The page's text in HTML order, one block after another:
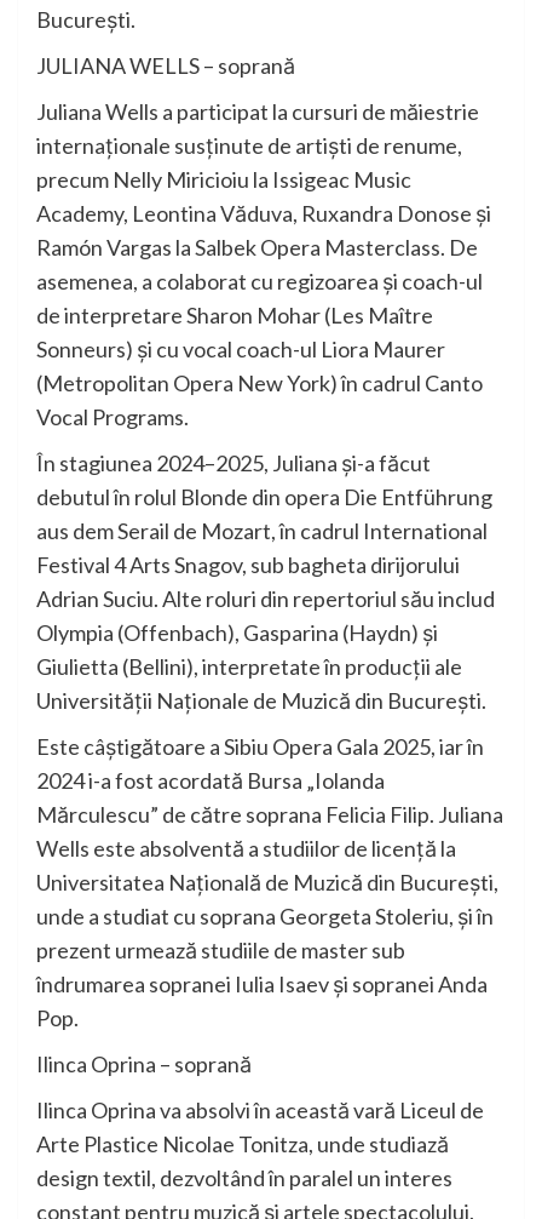
București.
JULIANA WELLS – soprană
Juliana Wells a participat la cursuri de măiestrie
internaționale susținute de artiști de renume,
precum Nelly Miricioiu la Issigeac Music
Academy, Leontina Văduva, Ruxandra Donose și
Ramón Vargas la Salbek Opera Masterclass. De
asemenea, a colaborat cu regizoarea și coach-ul
de interpretare Sharon Mohar (Les Maître
Sonneurs) și cu vocal coach-ul Liora Maurer
(Metropolitan Opera New York) în cadrul Canto
Vocal Programs.
În stagiunea 2024–2025, Juliana și-a făcut
debutul în rolul Blonde din opera Die Entführung
aus dem Serail de Mozart, în cadrul International
Festival 4 Arts Snagov, sub bagheta dirijorului
Adrian Suciu. Alte roluri din repertoriul său includ
Olympia (Offenbach), Gasparina (Haydn) și
Giulietta (Bellini), interpretate în producții ale
Universității Naționale de Muzică din București.
Este câștigătoare a Sibiu Opera Gala 2025, iar în
2024 i-a fost acordată Bursa „Iolanda
Mărculescu” de către soprana Felicia Filip. Juliana
Wells este absolventă a studiilor de licență la
Universitatea Națională de Muzică din București,
unde a studiat cu soprana Georgeta Stoleriu, și în
prezent urmează studiile de master sub
îndrumarea sopranei Iulia Isaev și sopranei Anda
Pop.
Ilinca Oprina – soprană
Ilinca Oprina va absolvi în această vară Liceul de
Arte Plastice Nicolae Tonitza, unde studiază
design textil, dezvoltând în paralel un interes
constant pentru muzică și artele spectacolului.